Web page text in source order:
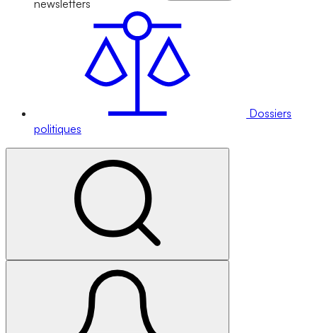
newsletters
Dossiers
politiques